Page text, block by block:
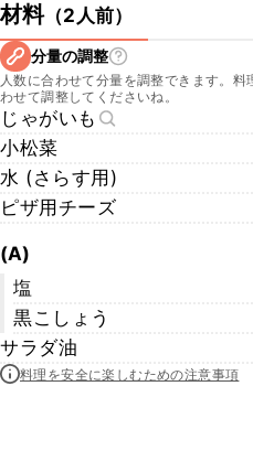
材料（2人前）
分量の調整
人数に合わせて分量を調整できます。
わせて調整してくださいね。
じゃがいも
小松菜
水 (さらす用)
ピザ用チーズ
(A)
塩
黒こしょう
サラダ油
料理を安全に楽しむための注意事項